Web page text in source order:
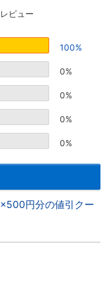
ビュー
100%
0%
0%
0%
0%
円分の値引クー